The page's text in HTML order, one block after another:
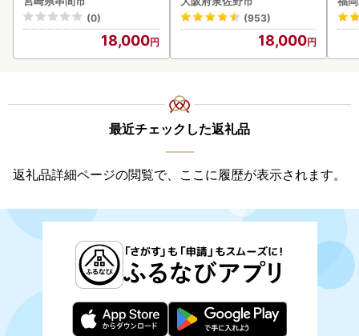
-009-2609 (0)
18,000
(953)
18,000
最近チェックした返礼品
返礼品詳細ページの閲覧で、ここに履歴が表示されます。